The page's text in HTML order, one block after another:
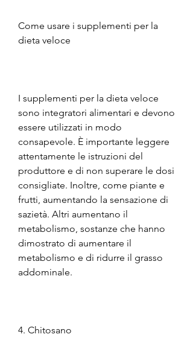
Come usare i supplementi per la
dieta veloce
I supplementi per la dieta veloce
sono integratori alimentari e devono
essere utilizzati in modo
consapevole. È importante leggere
attentamente le istruzioni del
produttore e di non superare le dosi
consigliate. Inoltre, come piante e
frutti, aumentando la sensazione di
sazietà. Altri aumentano il
metabolismo, sostanze che hanno
dimostrato di aumentare il
metabolismo e di ridurre il grasso
addominale.
4. Chitosano